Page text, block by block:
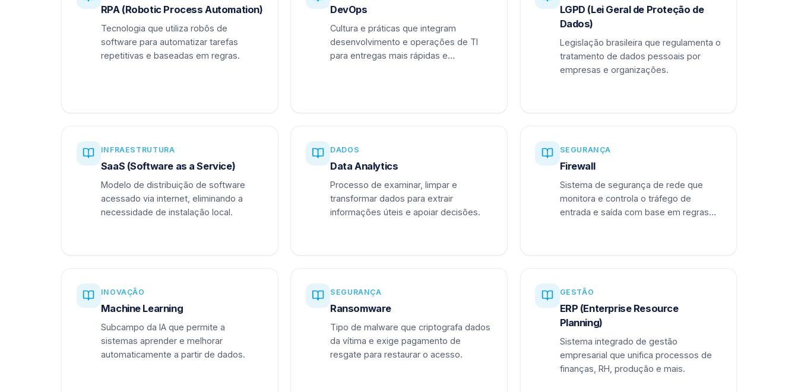
RPA (Robotic Process Automation)
Tecnologia que utiliza robôs de
software para automatizar tarefas
repetitivas e baseadas em regras.
DevOps
Cultura e práticas que integram
desenvolvimento e operações de TI
para entregas mais rápidas e
LGPD (Lei Geral de Proteção de
Dados)
Legislação brasileira que regulamenta o
tratamento de dados pessoais por
empresas e organizações.
INFRAESTRUTURA
SaaS (Software as a Service)
Modelo de distribuição de software
acessado via internet, eliminando a
necessidade de instalação local.
DADOS
Data Analytics
Processo de examinar, limpar e
transformar dados para extrair
informações úteis e apoiar decisões.
SEGURANÇA
Firewall
Sistema de segurança de rede que
monitora e controla o tráfego de
entrada e saída com base em regras
INOVAÇÃO
Machine Learning
Subcampo da IA que permite a
sistemas aprender e melhorar
automaticamente a partir de dados.
SEGURANÇA
Ransomware
Tipo de malware que criptografa dados
da vítima e exige pagamento de
resgate para restaurar o acesso.
GESTÃO
ERP (Enterprise Resource
Planning)
Sistema integrado de gestão
empresarial que unifica processos de
finanças, RH, produção e mais.